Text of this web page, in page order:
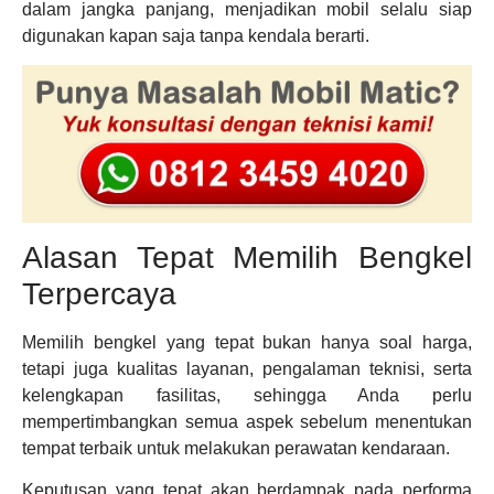
dalam jangka panjang, menjadikan mobil selalu siap
digunakan kapan saja tanpa kendala berarti.
Alasan Tepat Memilih Bengkel
Terpercaya
Memilih bengkel yang tepat bukan hanya soal harga,
tetapi juga kualitas layanan, pengalaman teknisi, serta
kelengkapan fasilitas, sehingga Anda perlu
mempertimbangkan semua aspek sebelum menentukan
tempat terbaik untuk melakukan perawatan kendaraan.
Keputusan yang tepat akan berdampak pada performa